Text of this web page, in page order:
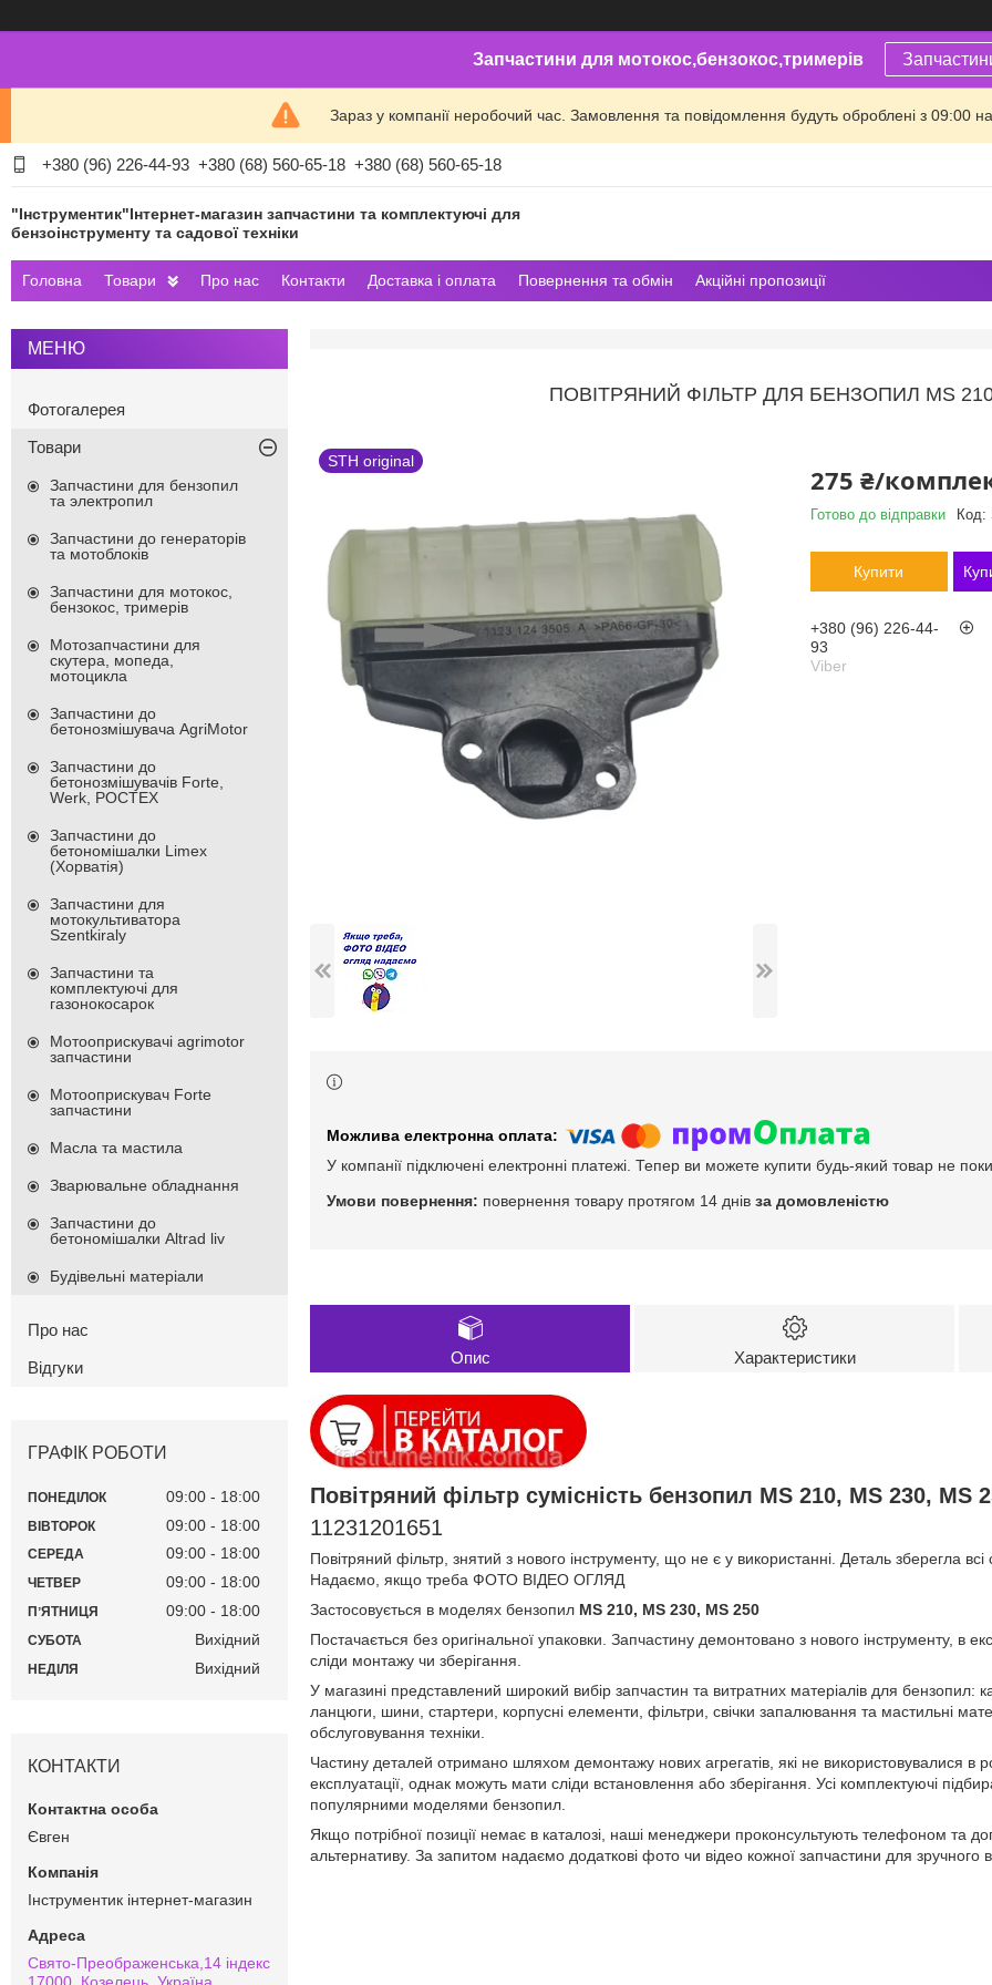
Запчастини для мотокос,бензокос,тримерів
Зараз у компанії неробочий час. Замовлення та повідомлення будуть оброблені з 09:00
+380 (96) 226-44-93 +380 (68) 560-65-18 +380 (68) 560-65-18
"Інструментик"Інтернет-магазин запчастини та комплектуючі для
бензоінструменту та садової техніки
Головна Товари Про нас Контакти Доставка і оплата Повернення та обмін Акційні пропозиції
ПОВІТРЯНИЙ ФІЛЬТР ДЛЯ БЕНЗОПИЛ MS
STH original
275 ₴/
Готово до відправки Код:
Купити
+380 (96) 226-44-
93
Viber
У компанії підключені електронні платежі. Тепер ви можете купити будь-який товар не
повернення товару протягом 14 днів за домовленістю
Опис Характеристики
Повітряний фільтр сумісність бензопил MS 210, MS 230, MS
11231201651
Повітряний фільтр, знятий з нового інструменту, що не є у використанні. Деталь зберегла всі
Надаємо, якщо треба ФОТО ВІДЕО ОГЛЯД
Застосовується в моделях бензопил MS 210, MS 230, MS 250
Постачається без оригінальної упаковки. Запчастину демонтовано з нового інструменту, в
сліди монтажу чи зберігання.
У магазині представлений широкий вибір запчастин та витратних матеріалів для бензопил:
ланцюги, шини, стартери, корпусні елементи, фільтри, свічки запалювання та мастильні
обслуговування техніки.
Частину деталей отримано шляхом демонтажу нових агрегатів, які не використовувалися в
експлуатації, однак можуть мати сліди встановлення або зберігання. Усі комплектуючі
популярними моделями бензопил.
Якщо потрібної позиції немає в каталозі, наші менеджери проконсультують телефоном та
альтернативу. За запитом надаємо додаткові фото чи відео кожної запчастини для зручного
Фотогалерея
Товари
Запчастини для бензопил
та электропил
Запчастини до генераторів
та мотоблоків
Запчастини для мотокос,
бензокос, тримерів
Мотозапчастини для
скутера, мопеда,
мотоцикла
Запчастини до
бетонозмішувача AgriMotor
Запчастини до
бетонозмішувачів Forte,
Werk, РОСТЕХ
Запчастини до
бетономішалки Limex
(Хорватія)
Запчастини для
мотокультиватора
Szentkiraly
Запчастини та
комплектуючі для
газонокосарок
Мотооприскувачі agrimotor
запчастини
Мотооприскувач Forte
запчастини
Масла та мастила
Зварювальне обладнання
Запчастини до
бетономішалки Altrad liv
Будівельні матеріали
Про нас
Відгуки
ГРАФІК РОБОТИ
ПОНЕДІЛОК 09:00 18:00
ВІВТОРОК 09:00 18:00
СЕРЕДА 09:00 18:00
ЧЕТВЕР 09:00 18:00
ПʼЯТНИЦЯ 09:00 18:00
СУБОТА Вихідний
НЕДІЛЯ Вихідний
КОНТАКТИ
Євген
Інструментик інтернет-магазин
Свято-Преображенська,14 індекс
17000, Козелець, Україна